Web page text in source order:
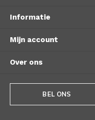
Informatie
Mijn account
Over ons
BEL ONS